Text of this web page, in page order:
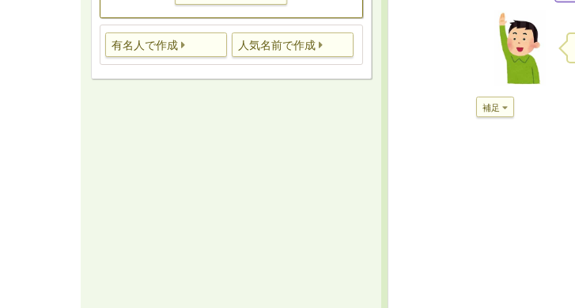
有名人で作成 人気名前で作成
補足